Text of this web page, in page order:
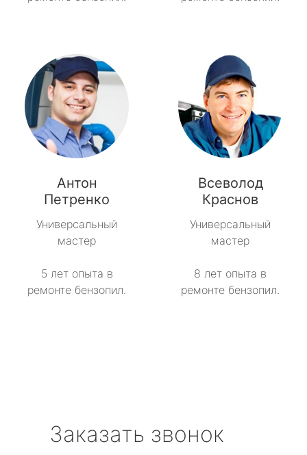
Антон
Петренко
Универсальный
мастер
5 лет опыта в
ремонте бензопил.
Всеволод
Краснов
Универсальный
мастер
8 лет опыта в
ремонте бензопил.
Заказать звонок